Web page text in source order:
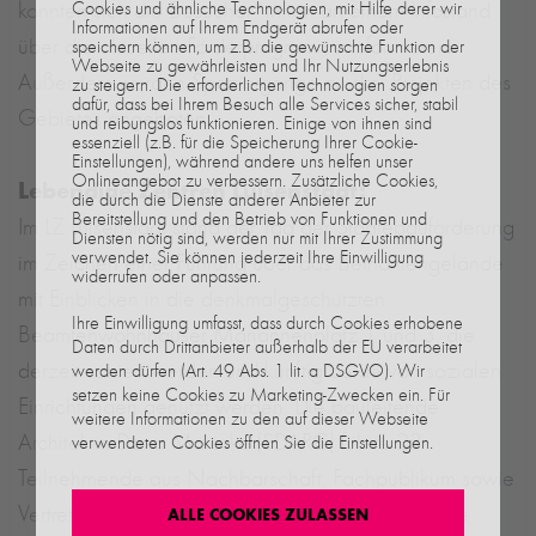
konnten sich die Besucher*innen an einem Infostand
über die aktuellen Förderprogramme informieren.
Außerdem wurden Spaziergänge zu drei Projekten des
Gebietes angeboten.
Lebendige Zentren Luisenstadt:
Im LZ Luisenstadt stand der Tag der Städtebauförderung
im Zeichen einer Führung über das Bethaniengelände
mit Einblicken in die denkmalgeschützten
Beamtenwohnhäuser Mariannenplatz 1 und 3, die
derzeit saniert werden und künftig beide von sozialen
Einrichtungen genutzt werden. Die bauleitende
Architektin Dana Maroske (SDARC) führte 23
Teilnehmende aus Nachbarschaft, Fachpublikum sowie
Vertreter*innen von SenStadt und Bezirk durch die
Cookies und ähnliche Technologien, mit Hilfe derer wir
Informationen auf Ihrem Endgerät abrufen oder
speichern können, um z.B. die gewünschte Funktion der
Webseite zu gewährleisten und Ihr Nutzungserlebnis
zu steigern. Die erforderlichen Technologien sorgen
dafür, dass bei Ihrem Besuch alle Services sicher, stabil
und reibungslos funktionieren. Einige von ihnen sind
essenziell (z.B. für die Speicherung Ihrer Cookie-
Einstellungen), während andere uns helfen unser
Onlineangebot zu verbessern. Zusätzliche Cookies,
die durch die Dienste anderer Anbieter zur
Bereitstellung und den Betrieb von Funktionen und
Diensten nötig sind, werden nur mit Ihrer Zustimmung
verwendet. Sie können jederzeit Ihre Einwilligung
widerrufen oder anpassen.
Ihre Einwilligung umfasst, dass durch Cookies erhobene
Daten durch Drittanbieter außerhalb der EU verarbeitet
werden dürfen (Art. 49 Abs. 1 lit. a DSGVO). Wir
setzen keine Cookies zu Marketing-Zwecken ein. Für
weitere Informationen zu den auf dieser Webseite
verwendeten Cookies öffnen Sie die Einstellungen.
ALLE COOKIES ZULASSEN